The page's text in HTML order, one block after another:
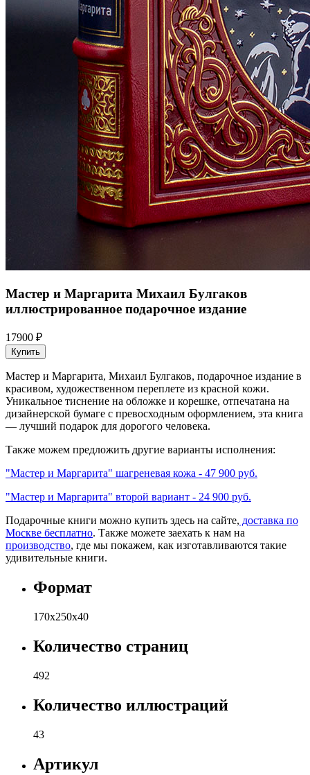
Мастер и Маргарита Михаил Булгаков
иллюстрированное подарочное издание
17900 ₽
Купить
Мастер и Маргарита, Михаил Булгаков, подарочное издание в
красивом, художественном переплете из красной кожи.
Уникальное тиснение на обложке и корешке, отпечатана на
дизайнерской бумаге с превосходным оформлением, эта книга
— лучший подарок для дорогого человека.
Также можем предложить другие варианты исполнения:
"Мастер и Маргарита" шагреневая кожа - 47 900 руб.
"Мастер и Маргарита" второй вариант - 24 900 руб.
Подарочные книги можно купить здесь на сайте, доставка по
Москве бесплатно. Также можете заехать к нам на
производство, где мы покажем, как изготавливаются такие
удивительные книги.
Формат
170х250х40
Количество страниц
492
Количество иллюстраций
43
Артикул